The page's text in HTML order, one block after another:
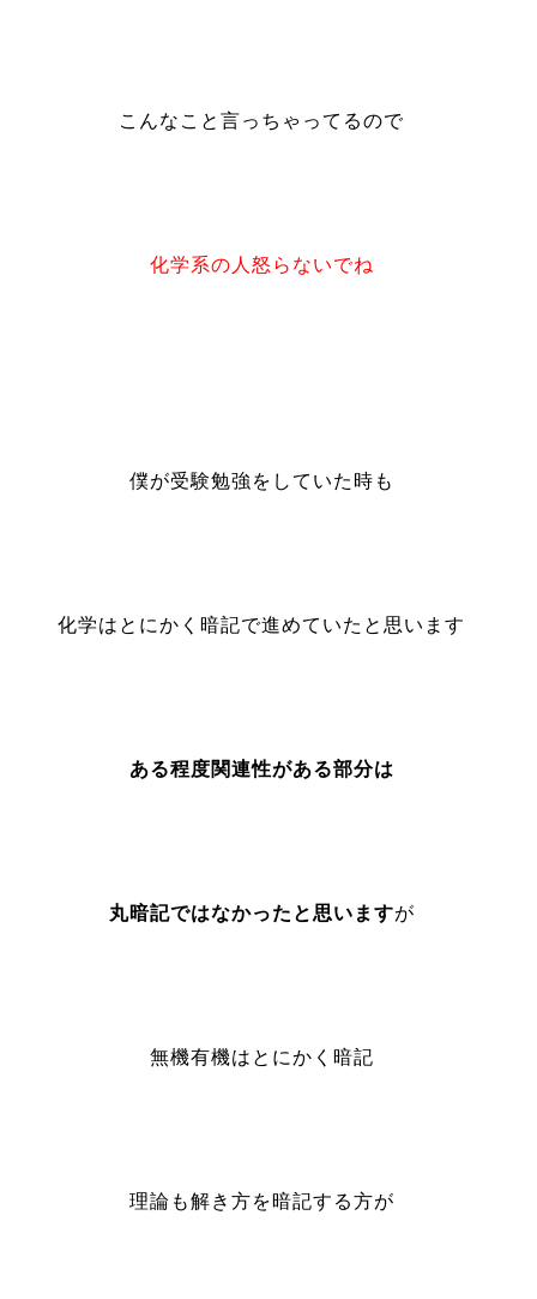
こんなこと言っちゃってるので
化学系の人怒らないでね
僕が受験勉強をしていた時も
化学はとにかく暗記で進めていたと思います
ある程度関連性がある部分は
丸暗記ではなかったと思いますが
無機有機はとにかく暗記
理論も解き方を暗記する方が